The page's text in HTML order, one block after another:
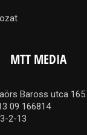
MTT MEDIA
Baross utca 165.
09 166814
2-13